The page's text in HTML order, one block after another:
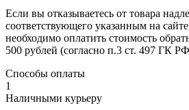
Если вы отказываетесь от товара
соответствующего указанным на
необходимо оплатить стоимость
500 рублей (согласно п.3 ст. 497 ГК
Способы оплаты
1
Наличными курьеру